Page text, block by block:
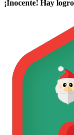
¡Inocente! Hay